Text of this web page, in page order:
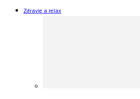
Zdravie a relax